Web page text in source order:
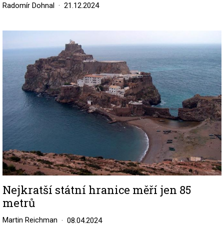
Radomír Dohnal 21.12.2024
Nejkratší státní hranice měří jen 85
metrů
Martin Reichman 08.04.2024